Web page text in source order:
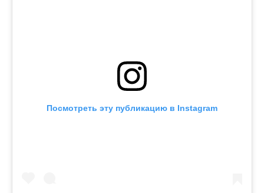
Посмотреть эту публикацию в Instagram